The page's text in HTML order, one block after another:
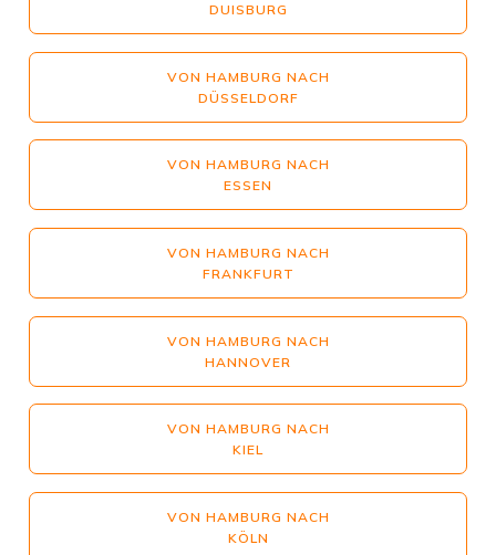
DUISBURG
VON HAMBURG NACH
DÜSSELDORF
VON HAMBURG NACH
ESSEN
VON HAMBURG NACH
FRANKFURT
VON HAMBURG NACH
HANNOVER
VON HAMBURG NACH
KIEL
VON HAMBURG NACH
KÖLN